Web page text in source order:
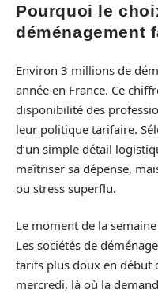
Pourquoi le
déménagement
Environ 3 millions de
année en France. Ce
disponibilité des
leur politique tarifaire.
d’un simple détail
maîtriser sa dépense,
ou stress superflu.
Le moment de la
Les sociétés de
tarifs plus doux en début
mercredi, là où la